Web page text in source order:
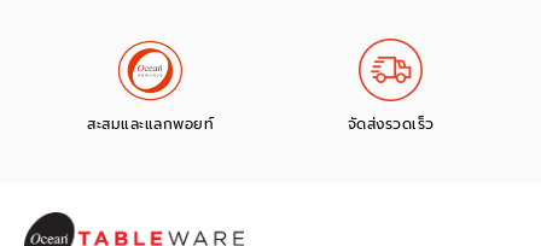
สะสมและแลกพอยท์ จัดส่งรวดเร็ว